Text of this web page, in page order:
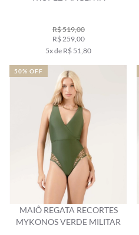
R$ 519,00
R$ 259,00
5x de R$ 51,80
MAIÔ REGATA RECORTES
MYKONOS VERDE MILITAR
50% OFF